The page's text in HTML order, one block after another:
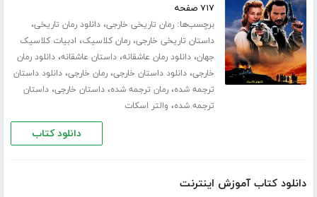
۷۱۷ صفحه
برچسب‌ها:رمان تاریخی خارجی،دانلود رمان تاریخی،
داستان تاریخی خارجی،رمان کلاسیک، ادبیات کلاسیک
جهان،دانلود رمان عاشقانه،داستان عاشقانه،دانلود رمان
خارجی،دانلود داستان خارجی،رمان خارجی،دانلود داستان
ترجمه شده،رمان ترجمه شده،داستان خارجی،داستان
ترجمه شده، والتر اسکات
دانلود کتاب
دانلود کتاب آموزش اینترنت